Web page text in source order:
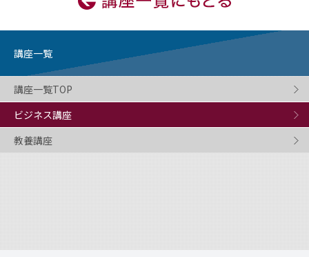
講座一覧
講座一覧TOP
ビジネス講座
教養講座